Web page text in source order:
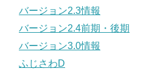
バージョン2.3情報
バージョン2.4前期・後期
バージョン3.0情報
ふじさわD